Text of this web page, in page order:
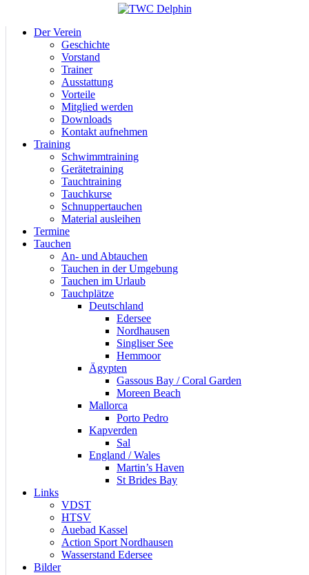
Der Verein
Geschichte
Vorstand
Trainer
Ausstattung
Vorteile
Mitglied werden
Downloads
Kontakt aufnehmen
Training
Schwimmtraining
Gerätetraining
Tauchtraining
Tauchkurse
Schnuppertauchen
Material ausleihen
Termine
Tauchen
An- und Abtauchen
Tauchen in der Umgebung
Tauchen im Urlaub
Tauchplätze
Deutschland
Edersee
Nordhausen
Singliser See
Hemmoor
Ägypten
Gassous Bay / Coral Garden
Moreen Beach
Mallorca
Porto Pedro
Kapverden
Sal
England / Wales
Martin’s Haven
St Brides Bay
Links
VDST
HTSV
Auebad Kassel
Action Sport Nordhausen
Wasserstand Edersee
Bilder